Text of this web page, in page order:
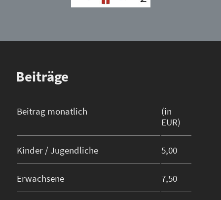
Beiträge
Beitrag monatlich
(in
EUR)
Kinder / Jugendliche 5,00
Erwachsene 7,50